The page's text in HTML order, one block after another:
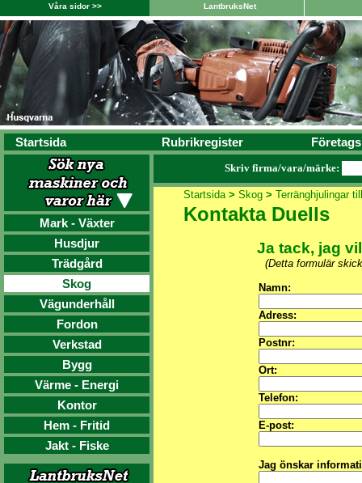
Våra sidor >> LantbruksNet
Startsida Rubrikregister
Mark - Växter
Husdjur
Trädgård
Skog
Vägunderhåll
Fordon
Verkstad
Bygg
Värme - Energi
Kontor
Hem - Fritid
Jakt - Fiske
Skriv firma/vara/märke:
Startsida> Skog> Terränghjulingar
Kontakta Duells
Ja tack, jag
(Detta formulär
Namn:
Adress:
Postnr:
Ort:
Telefon:
E-post:
Jag önskar